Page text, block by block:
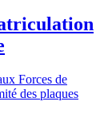
Forces de
des plaques